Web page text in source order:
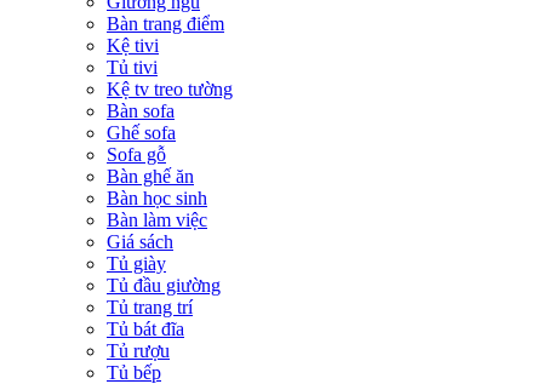
Bàn trang điểm
Kệ tivi
Tủ tivi
Kệ tv treo tường
Bàn sofa
Ghế sofa
Sofa gỗ
Bàn ghế ăn
Bàn học sinh
Bàn làm việc
Giá sách
Tủ giày
Tủ đầu giường
Tủ trang trí
Tủ bát đĩa
Tủ rượu
Tủ bếp